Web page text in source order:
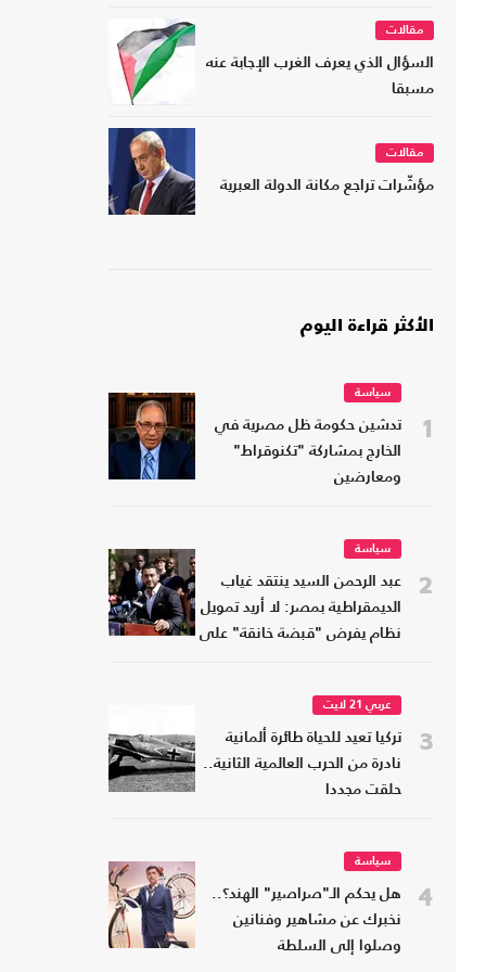
مقالات
السؤال الذي يعرف الغرب الإجابة عنه
مسبقا
مقالات
مؤشّرات تراجع مكانة الدولة العبرية
الأكثر قراءة اليوم
1
سياسة
تدشين حكومة ظل مصرية في
الخارج بمشاركة "تكنوقراط"
ومعارضين
2
سياسة
عبد الرحمن السيد ينتقد غياب
الديمقراطية بمصر: لا أريد تمويل
نظام يفرض "قبضة خانقة" على
3
عربي 21 لايت
تركيا تعيد للحياة طائرة ألمانية
نادرة من الحرب العالمية الثانية..
حلقت مجددا
4
سياسة
هل يحكم الـ"صراصير" الهند؟..
نخبرك عن مشاهير وفنانين
وصلوا إلى السلطة